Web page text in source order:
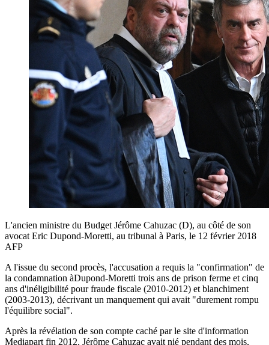
L'ancien ministre du Budget Jérôme Cahuzac (D), au côté de son
avocat Eric Dupond-Moretti, au tribunal à Paris, le 12 février 2018
AFP
A l'issue du second procès, l'accusation a requis la "confirmation" de
la condamnation àDupond-Moretti trois ans de prison ferme et cinq
ans d'inéligibilité pour fraude fiscale (2010-2012) et blanchiment
(2003-2013), décrivant un manquement qui avait "durement rompu
l'équilibre social".
Après la révélation de son compte caché par le site d'information
Mediapart fin 2012, Jérôme Cahuzac avait nié pendant des mois,